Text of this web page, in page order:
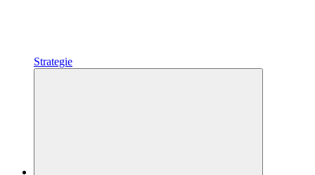
Strategie